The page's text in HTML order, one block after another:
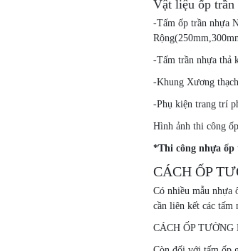
Vật liệu ốp trần
-Tấm ốp trần nhựa
-Tấm trần nhựa thả
-Khung Xương
-Phụ kiện trang trí
Hình ảnh thi công
*Thi công nhựa
CÁCH ỐP
Có nhiều mẫu nhựa
cần liên kết các tấm
CÁCH ỐP